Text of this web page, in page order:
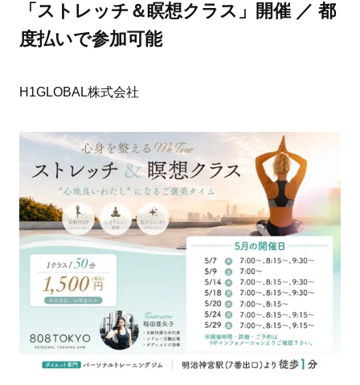
ス学」
「ストレッチ＆瞑想クラス」開催 ／ 都
度払いで参加可能
H1GLOBAL株式会社